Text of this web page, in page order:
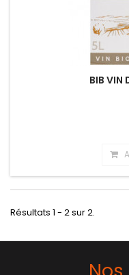
BIB VIN
Résultats 1 - 2 sur 2.